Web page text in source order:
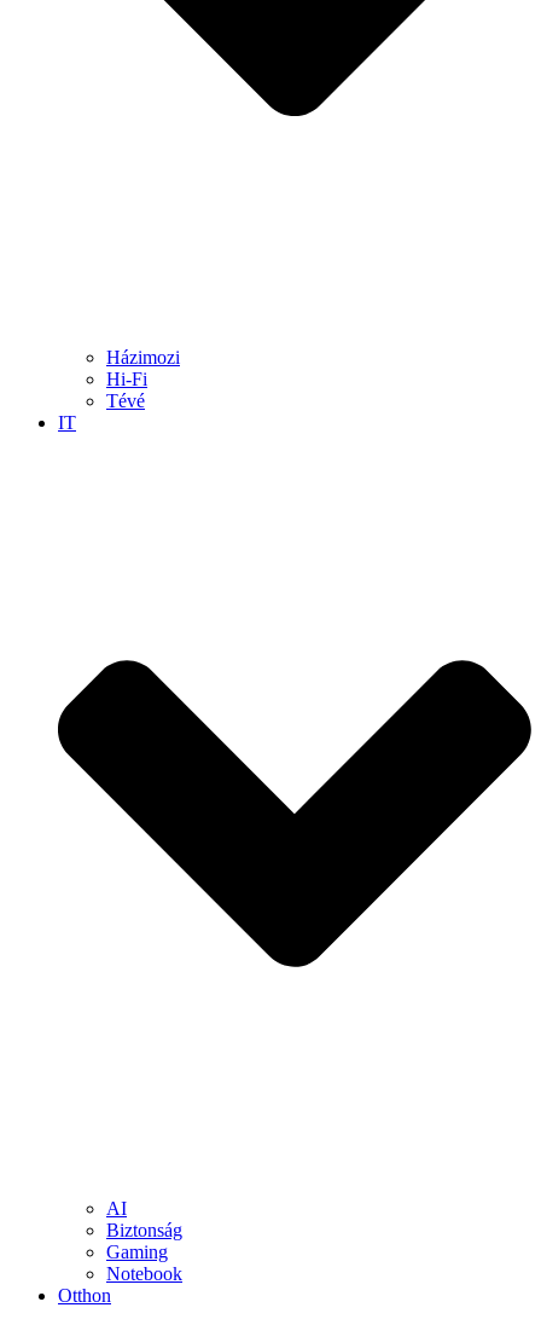
Házimozi
Hi-Fi
Tévé
IT
AI
Biztonság
Gaming
Notebook
Otthon